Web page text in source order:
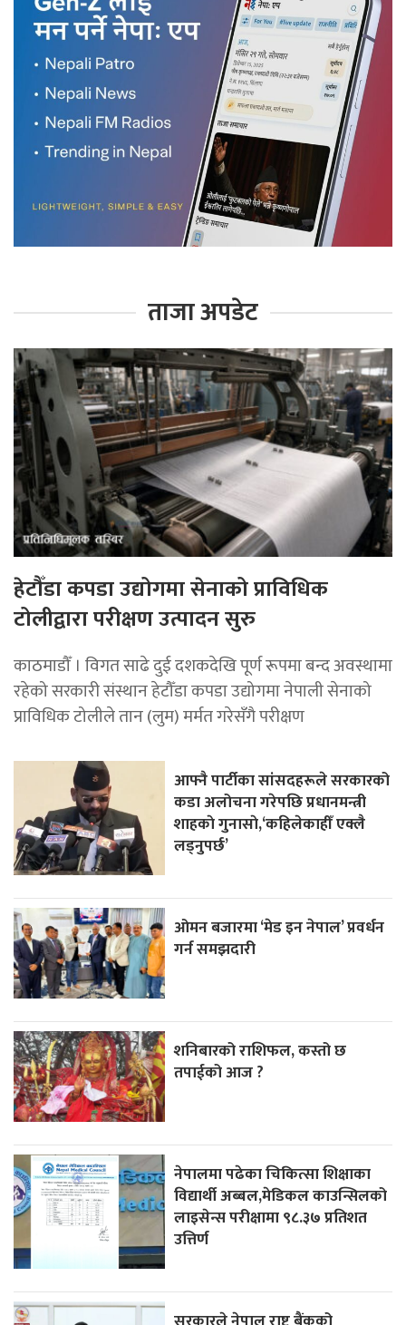
ताजा अपडेट
हेटौँडा कपडा उद्योगमा सेनाको प्राविधिक
टोलीद्वारा परीक्षण उत्पादन सुरु
काठमाडौँ । विगत साढे दुई दशकदेखि पूर्ण रूपमा बन्द अवस्थामा
रहेको सरकारी संस्थान हेटौँडा कपडा उद्योगमा नेपाली सेनाको
प्राविधिक टोलीले तान (लुम) मर्मत गरेसँगै परीक्षण
आफ्नै पार्टीका सांसदहरूले सरकारको
कडा अलोचना गरेपछि प्रधानमन्त्री
शाहकाे गुनासाे,‘कहिलेकाहीँ एक्लै
लड्नुपर्छ’
ओमन बजारमा ‘मेड इन नेपाल’ प्रवर्धन
गर्न समझदारी
शनिबारको राशिफल, कस्तो छ
तपाईको आज ?
नेपालमा पढेका चिकित्सा शिक्षाका
विद्यार्थी अब्बल,मेडिकल काउन्सिलको
लाइसेन्स परीक्षामा ९८.३७ प्रतिशत
उत्तिर्ण